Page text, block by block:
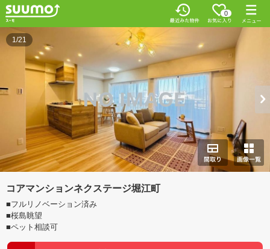
0
1/21
コアマンションネクステージ堀江町
■フルリノベーション済み
■桜島眺望
■ペット相談可